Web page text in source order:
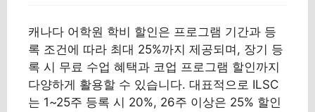
캐나다 어학원 학비 할인은 프로그램 기간과 등
록 조건에 따라 최대 25%까지 제공되며, 장기 등
록 시 무료 수업 혜택과 코업 프로그램 할인까지
다양하게 활용할 수 있습니다. 대표적으로 ILSC
는 1~25주 등록 시 20%, 26주 이상은 25% 할인